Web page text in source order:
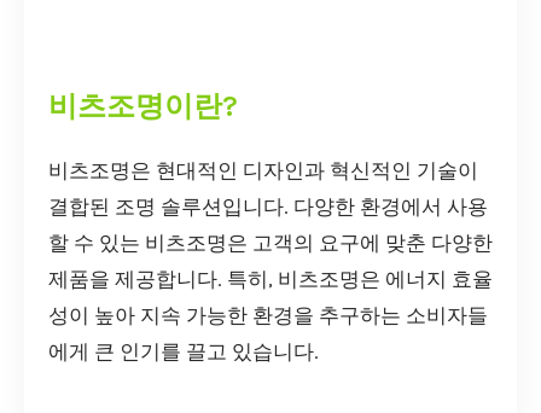
비츠조명이란?
비츠조명은 현대적인 디자인과 혁신적인 기술이
결합된 조명 솔루션입니다. 다양한 환경에서 사용
할 수 있는 비츠조명은 고객의 요구에 맞춘 다양한
제품을 제공합니다. 특히, 비츠조명은 에너지 효율
성이 높아 지속 가능한 환경을 추구하는 소비자들
에게 큰 인기를 끌고 있습니다.